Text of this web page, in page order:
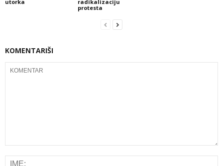
utorka
radikalizaciju
protesta
KOMENTARIŠI